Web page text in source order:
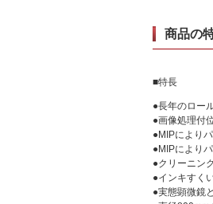
商品の
■特長
●長年のロー
●画像処理付
●MIPにより
●MIPにより
●クリーニン
●インキすく
●実態顕微鏡